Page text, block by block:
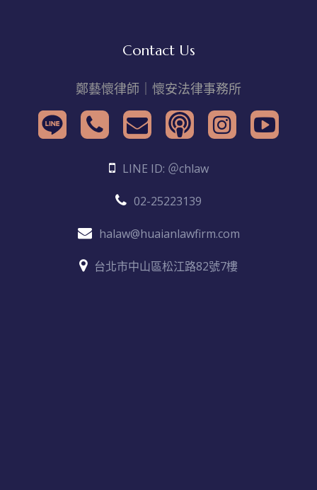
Contact Us
鄭藝懷律師｜懷安法律事務所
LINE ID: ＠chlaw
02-25223139
halaw@huaianlawfirm.com
台北市中山區松江路82號7樓